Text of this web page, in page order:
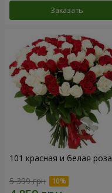
Заказать
101 красная и белая роза
5 399 грн